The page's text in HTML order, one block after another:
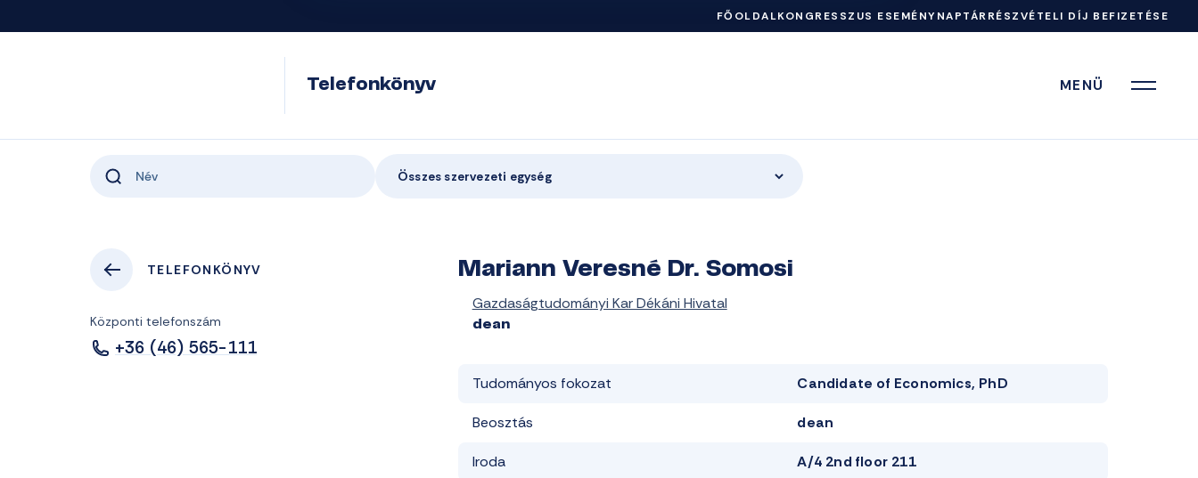
FŐOLDALKONGRESSZUS ESEMÉNYNAPTÁRRÉSZVÉTELI DÍJ BEFIZETÉSE
Telefonkönyv MENÜ
Összes szervezeti egység
TELEFONKÖNYV
Központi telefonszám
+36 (46) 565-111
Mariann Veresné Dr. Somosi
Gazdaságtudományi Kar Dékáni Hivatal
dean
Tudományos fokozat Candidate of Economics, PhD
Beosztás dean
Iroda A/4 2nd floor 211